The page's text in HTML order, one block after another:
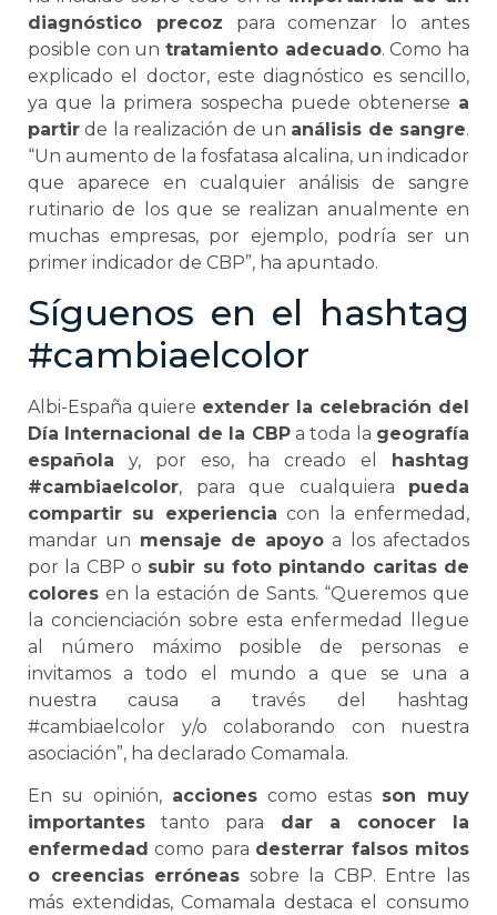
diagnóstico precoz para comenzar lo antes
posible con un tratamiento adecuado. Como ha
explicado el doctor, este diagnóstico es sencillo,
ya que la primera sospecha puede obtenerse a
partir de la realización de un análisis de sangre.
“Un aumento de la fosfatasa alcalina, un indicador
que aparece en cualquier análisis de sangre
rutinario de los que se realizan anualmente en
muchas empresas, por ejemplo, podría ser un
primer indicador de CBP”, ha apuntado.
Síguenos en el hashtag
#cambiaelcolor
Albi-España quiere extender la celebración del
Día Internacional de la CBPa toda la geografía
española y, por eso, ha creado el hashtag
#cambiaelcolor, para que cualquiera pueda
compartir su experiencia con la enfermedad,
mandar un mensaje de apoyo a los afectados
por la CBP o subir su foto pintando caritas de
colores en la estación de Sants. “Queremos que
la concienciación sobre esta enfermedad llegue
al número máximo posible de personas e
invitamos a todo el mundo a que se una a
nuestra causa a través del hashtag
#cambiaelcolor y/o colaborando con nuestra
asociación”, ha declarado Comamala.
En su opinión, acciones como estas son muy
importantes tanto para dar a conocer la
enfermedad como para desterrar falsos mitos
o creencias erróneas sobre la CBP. Entre las
más extendidas, Comamala destaca el consumo